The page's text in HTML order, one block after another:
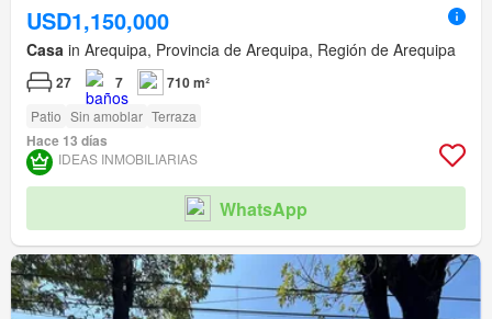
USD1,150,000
Casa in Arequipa, Provincia de Arequipa, Región de Arequipa
27 7 710 m²
Patio Sin amoblar Terraza
Hace 13 días
IDEAS INMOBILIARIAS
WhatsApp